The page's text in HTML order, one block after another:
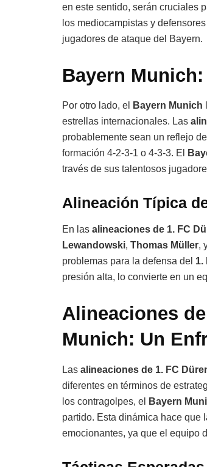
en este sentido, serán cruciales
los mediocampistas y defensores
jugadores de ataque del Bayern.
Bayern
Por otro lado, el Bayern Munich
estrellas internacionales. Las
probablemente sean un reflejo
formación 4-2-3-1 o 4-3-3. El
través de sus talentosos
Alineación Típica
En las alineaciones de 1. FC
Lewandowski, Thomas Müller,
problemas para la defensa del 1.
presión alta, lo convierte en un
Alineaciones
Munich: Un
Las alineaciones de 1. FC
diferentes en términos de
los contragolpes, el
Bayern
partido. Esta dinámica hace que
emocionantes, ya que el equipo